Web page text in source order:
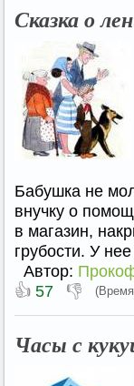
Сказка о
Бабушка не
внучку о
в магазин,
грубости. У
Автор:
👍 57 👎
Часы с